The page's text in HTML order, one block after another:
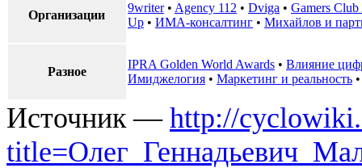
Организации
9writer• Agency 112 • Dviga • Gamers
Up • ИМА-консалтинг • Михайлов и
Разное
IPRA Golden World Awards • Влияние
Имиджелогия • Маркетинг и реальность
Источник — http://